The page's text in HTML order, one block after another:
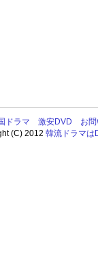
ドラマ 激安DVD
お
(C) 2012韓流ドラマは